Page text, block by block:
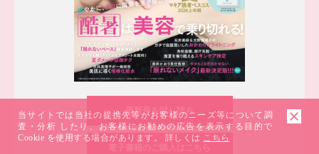
最新号を試し読み
当サイトでは当社の提携先等がお客様のニーズ等について調
査・分析 したり、お客様にお勧めの広告を表示する目的で
Cookie を使用する場合があります。 詳しくは こちら